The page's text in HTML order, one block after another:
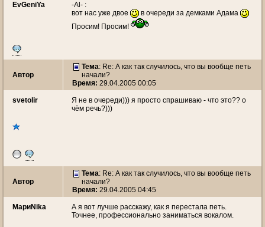
EvGeniYa
-Al- :
вот нас уже двое
в очереди за демками Адама
Просим! Просим!
Автор
Тема: Re: А как так случилось, что вы вообще петь
начали?
Время: 29.04.2005 00:05
svetolir
Я не в очереди))) я просто спрашиваю - что это?? о
чём речь?)))
Автор
Тема: Re: А как так случилось, что вы вообще петь
начали?
Время: 29.04.2005 04:45
МариNika
А я вот лучше расскажу, как я перестала петь.
Точнее, профессионально заниматься вокалом.